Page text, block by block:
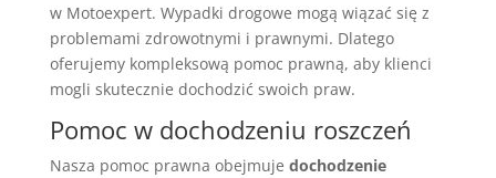
w Motoexpert. Wypadki drogowe mogą wiązać się z
problemami zdrowotnymi i prawnymi. Dlatego
oferujemy kompleksową pomoc prawną, aby klienci
mogli skutecznie dochodzić swoich praw.
Pomoc w dochodzeniu roszczeń
Nasza pomoc prawna obejmuje dochodzenie